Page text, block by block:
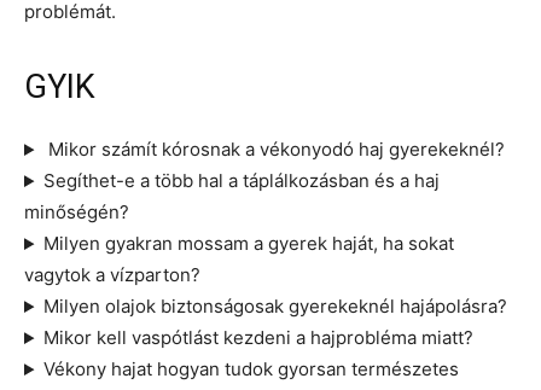
problémát.
GYIK
Mikor számít kórosnak a vékonyodó haj gyerekeknél?
Segíthet-e a több hal a táplálkozásban és a haj
minőségén?
Milyen gyakran mossam a gyerek haját, ha sokat
vagytok a vízparton?
Milyen olajok biztonságosak gyerekeknél hajápolásra?
Mikor kell vaspótlást kezdeni a hajprobléma miatt?
Vékony hajat hogyan tudok gyorsan természetes